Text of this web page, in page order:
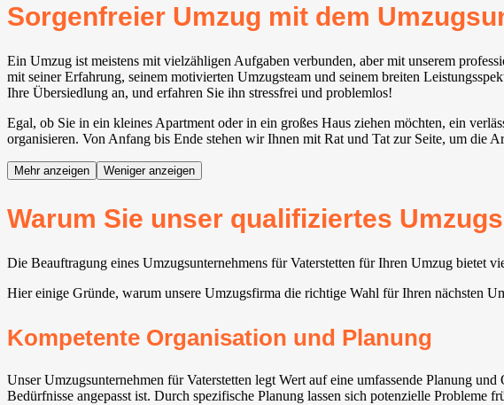
Sorgenfreier Umzug mit dem
Ein Umzug ist meistens mit vielzähligen Aufgaben verbunden, aber mit unserem
mit seiner Erfahrung, seinem motivierten Umzugsteam und seinem breiten
Ihre Übersiedlung an, und erfahren Sie ihn stressfrei und problemlos!
Egal, ob Sie in ein kleines Apartment oder in ein großes Haus ziehen möchten, ein
organisieren. Von Anfang bis Ende stehen wir Ihnen mit Rat und Tat zur Seite, um die
Mehr anzeigen Weniger anzeigen
Warum Sie unser qualifiziertes
Die Beauftragung eines Umzugsunternehmens für Vaterstetten⁠ für Ihren Umzug bietet
Hier einige Gründe, warum unsere Umzugsfirma die richtige Wahl für Ihren nächsten
Kompetente Organisation und Planung
Unser Umzugsunternehmen für Vaterstetten⁠ legt Wert auf eine umfassende Planung
Bedürfnisse angepasst ist. Durch spezifische Planung lassen sich potenzielle Probleme